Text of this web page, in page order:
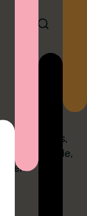
Congress,
wurde,